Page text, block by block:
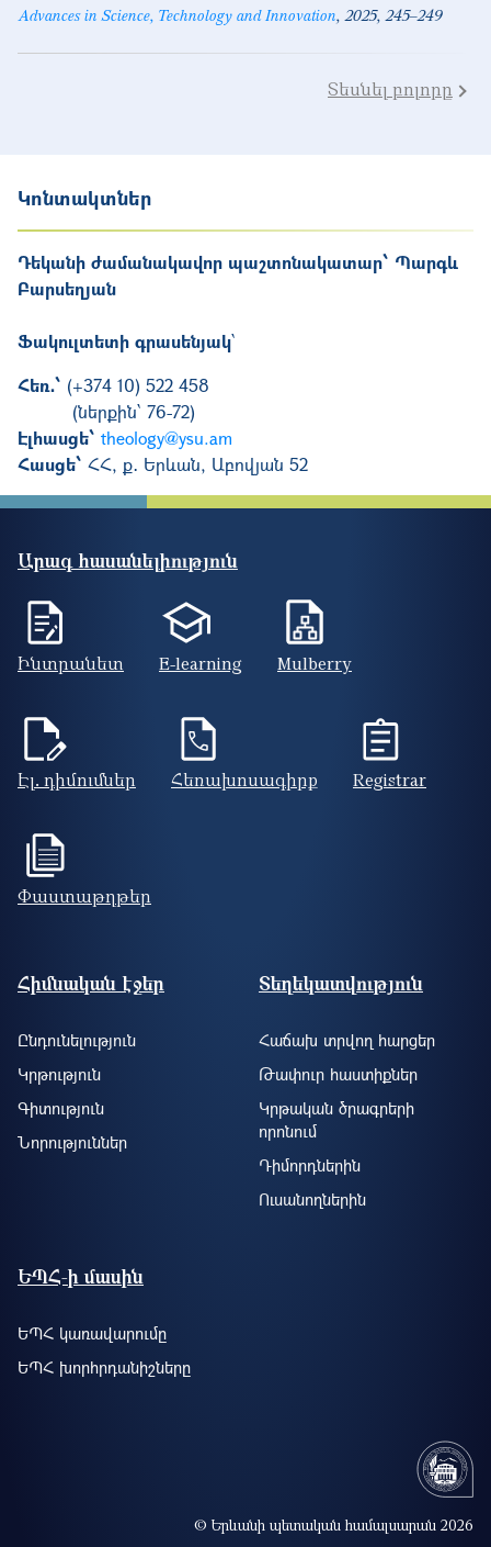
Advances in Science, Technology and Innovation 2025 245–249
Տեսնել բոլորը
Կոնտակտներ
Դեկանի ժամանակավոր պաշտոնակատար՝ Պարգև
Բարսեղյան
Ֆակուլտետի գրասենյակ՝
Հեռ․՝ (+374 10) 522 458
(ներքին՝ 76-72)
Էլհասցե՝ theology@ysu.am
Հասցե՝ ՀՀ, ք․ Երևան, Աբովյան 52
Արագ հասանելիություն
Ինտրանետ E-learning Mulberry
Էլ. դիմումներ Հեռախոսագիրք Registrar
Փաստաթղթեր
Footer site information
Հիմնական էջեր
Ընդունելություն
Կրթություն
Գիտություն
Նորություններ
Տեղեկատվություն
Հաճախ տրվող հարցեր
Թափուր հաստիքներ
Կրթական ծրագրերի
որոնում
Դիմորդներին
Ուսանողներին
ԵՊՀ-ի մասին
ԵՊՀ կառավարումը
ԵՊՀ խորհրդանիշները
© Երևանի պետական համալսարան 2026